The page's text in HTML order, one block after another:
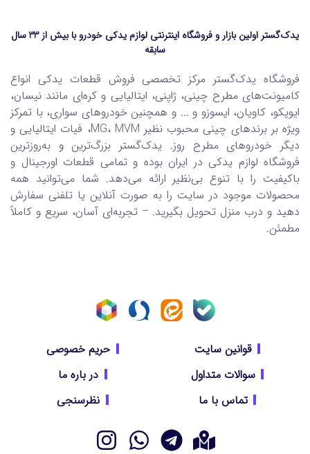
یدک‌گستر اولین بازار و فروشگاه اینترنتی لوازم یدکی خودرو با بیش از 33 سال
سابقه
فروشگاه یدک‌گستر مرکز تخصصی فروش قطعات یدکی انواع
کامیونت‌های مطرح چینی، ژاپنی، ایتالیایی و کره‌ای مانند نیسان،
ایویکو، کاویان، ایسوزو و ... و همچنین خودروهای سواری، با تمرکز
ویژه بر برندهای چینی محبوب نظیر MG، MVM، فیات ایتالیایی و
دیگر خودروهای مطرح روز. یدک‌گستر بزرگ‌ترین و به‌روزترین
فروشگاه لوازم یدکی در ایران بوده و تمامی قطعات اورجینال و
باکیفیت را با تنوع بی‌نظیر ارائه می‌دهد. شما می‌توانید همه
محصولات موجود در سایت را به صورت آنلاین یا تلفنی سفارش
دهید و درب منزل تحویل بگیرید. – تجربه‌ای آسان، سریع و کاملاً
مطمئن.
قوانین سایت
حریم خصوصی
سوالات متداول
در باره ما
تماس با ما
نظرسنجی